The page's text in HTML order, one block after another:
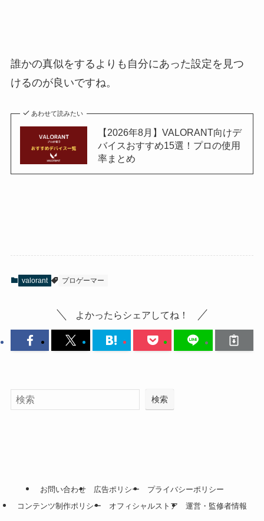
誰かの真似をするよりも自分にあった設定を見つ
けるのが良いですね。
あわせて読みたい
【2026年8月】VALORANT向けデ
バイスおすすめ15選！プロの使用
率まとめ
valorant プロゲーマー
よかったらシェアしてね！
検索
お問い合わせ 広告ポリシー
プライバシーポリシー
コンテンツ制作ポリシー
オフィシャルストア 運営・監修者情報